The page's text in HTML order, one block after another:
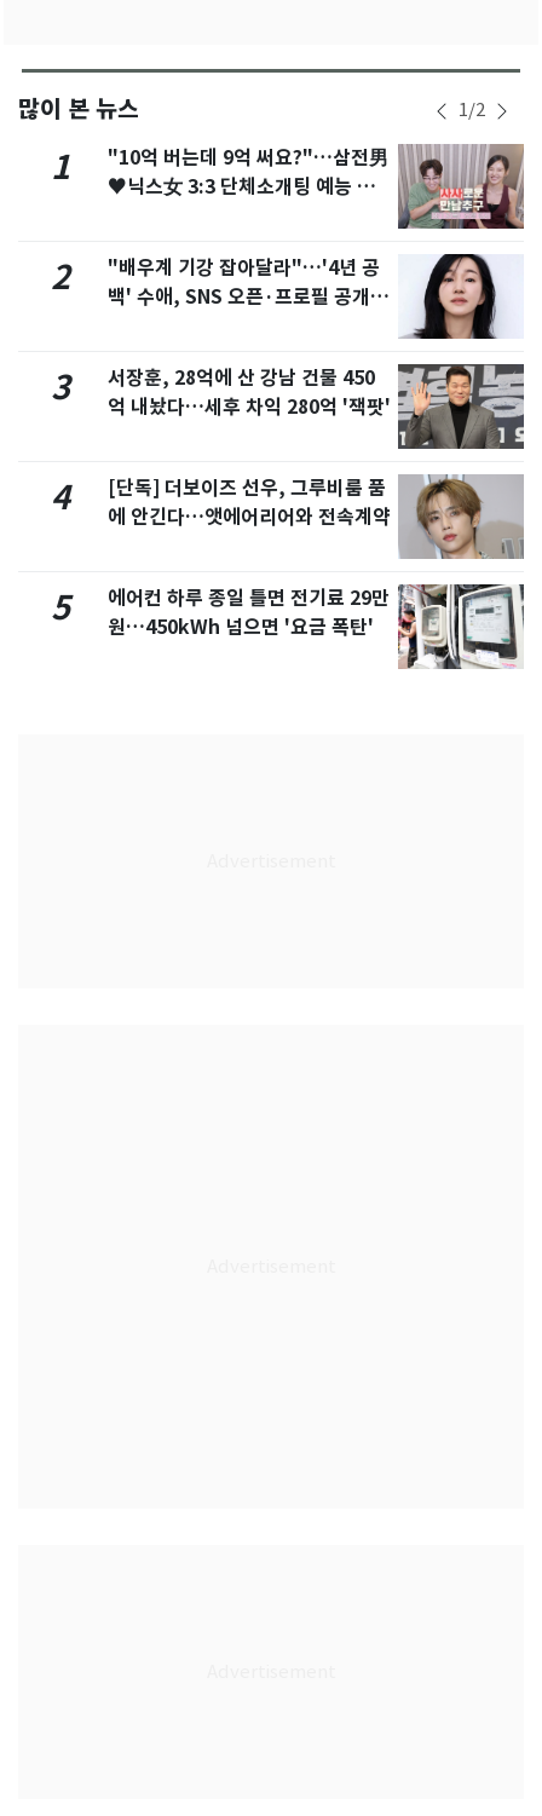
많이 본 뉴스 1/2
1
"10억 버는데 9억 써요?"…삼전男
♥닉스女 3:3 단체소개팅 예능 화
2
"배우계 기강 잡아달라"…'4년 공
백' 수애, SNS 오픈·프로필 공개
3
서장훈, 28억에 산 강남 건물 450
억 내놨다…세후 차익 280억 '잭팟'
4
[단독] 더보이즈 선우, 그루비룸 품
에 안긴다…앳에어리어와 전속계약
5
에어컨 하루 종일 틀면 전기료 29만
원…450kWh 넘으면 '요금 폭탄'